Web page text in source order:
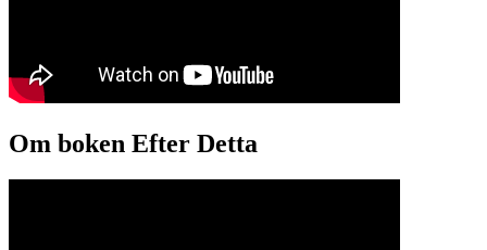
Om boken Efter Detta